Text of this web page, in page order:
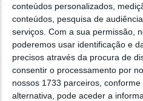
conteúdos personalizados,
conteúdos, pesquisa de
serviços. Com a sua permissão,
poderemos usar identificação e
precisos através da procura de
consentir o processamento por
nossos 1733 parceiros,
alternativa, pode aceder a
DEIXE UM COMENTÁRIO